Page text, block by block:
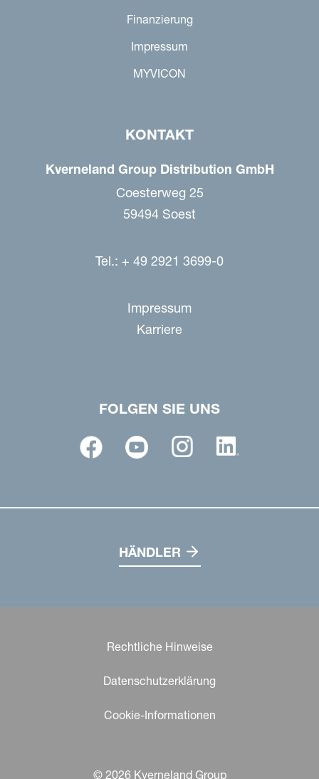
Finanzierung
Impressum
MYVICON
KONTAKT
Kverneland Group Distribution GmbH
Coesterweg 25
59494 Soest
Tel.: + 49 2921 3699-0
Impressum
Karriere
FOLGEN SIE UNS
HÄNDLER
Rechtliche Hinweise
Datenschutzerklärung
Cookie-Informationen
© 2026 Kverneland Group